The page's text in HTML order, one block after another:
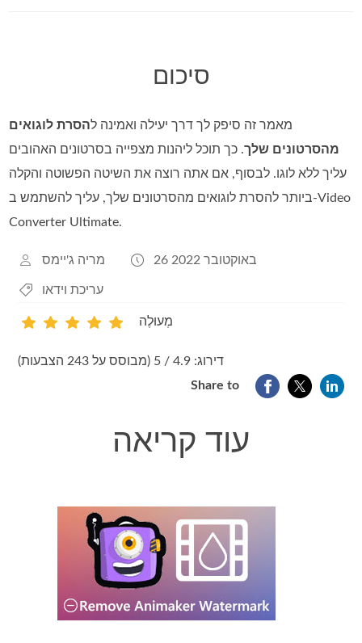
סיכום
מאמר זה סיפק לך דרך יעילה ואמינה להסרת לוגואים
מהסרטונים שלך. כך תוכל ליהנות מצפייה בסרטונים האהובים
עליך ללא לוגו. לבסוף, אם אתה רוצה את השיטה הפשוטה והקלה
ביותר להסרת לוגואים מהסרטונים שלך, עליך להשתמש ב-Video
Converter Ultimate.
מריה ג'יימס 26 באוקטובר 2022
עריכת וידאו
מְעוּלֶה
דירוג: 4.9 / 5 (מבוסס על 243 הצבעות)
Share to
עוד קריאה